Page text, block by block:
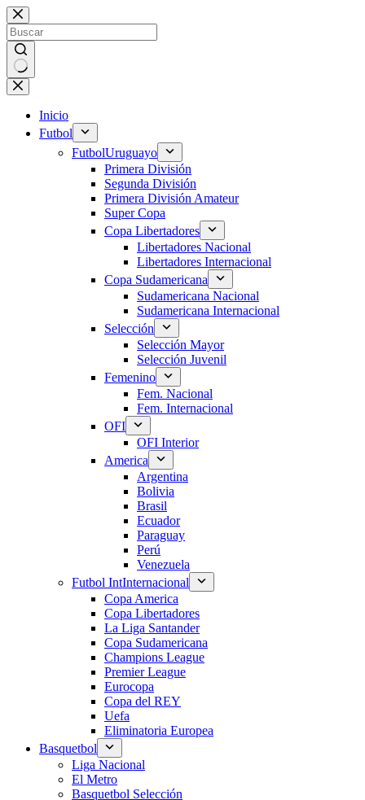
Saltar
al
contenido
Sin
resultados
Inicio
Futbol
FutbolUruguayo
Primera División
Segunda División
Primera División Amateur
Super Copa
Copa Libertadores
Libertadores Nacional
Libertadores Internacional
Copa Sudamericana
Sudamericana Nacional
Sudamericana Internacional
Selección
Selección Mayor
Selección Juvenil
Femenino
Fem. Nacional
Fem. Internacional
OFI
OFI Interior
America
Argentina
Bolivia
Brasil
Ecuador
Paraguay
Perú
Venezuela
Futbol IntInternacional
Copa America
Copa Libertadores
La Liga Santander
Copa Sudamericana
Champions League
Premier League
Eurocopa
Copa del REY
Uefa
Eliminatoria Europea
Basquetbol
Liga Nacional
El Metro
Basquetbol Selección